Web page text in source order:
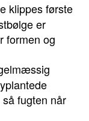
klippes første
er
formen og
fugten når